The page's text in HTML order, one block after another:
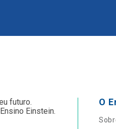
futuro.
Einstein.
O